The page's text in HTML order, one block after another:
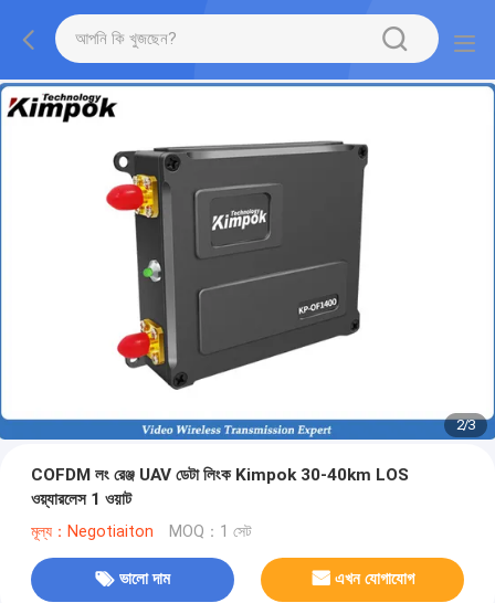
2/3
COFDM লং রেঞ্জ UAV ডেটা লিংক Kimpok 30-40km LOS
ওয়্যারলেস 1 ওয়াট
মূল্য：Negotiaiton MOQ：1 সেট
ভালো দাম এখন যোগাযোগ